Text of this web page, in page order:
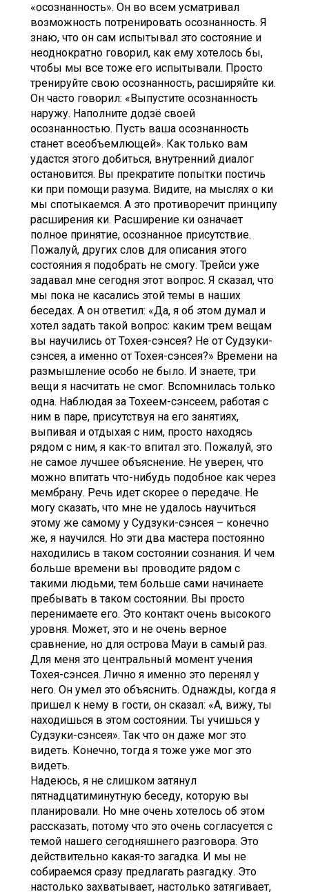
«осознанность». Он во всем усматривал
возможность потренировать осознанность. Я
знаю, что он сам испытывал это состояние и
неоднократно говорил, как ему хотелось бы,
чтобы мы все тоже его испытывали. Просто
тренируйте свою осознанность, расширяйте ки.
Он часто говорил: «Выпустите осознанность
наружу. Наполните додзё своей
осознанностью. Пусть ваша осознанность
станет всеобъемлющей». Как только вам
удастся этого добиться, внутренний диалог
остановится. Вы прекратите попытки постичь
ки при помощи разума. Видите, на мыслях о ки
мы спотыкаемся. А это противоречит принципу
расширения ки. Расширение ки означает
полное принятие, осознанное присутствие.
Пожалуй, других слов для описания этого
состояния я подобрать не смогу. Трейси уже
задавал мне сегодня этот вопрос. Я сказал, что
мы пока не касались этой темы в наших
беседах. А он ответил: «Да, я об этом думал и
хотел задать такой вопрос: каким трем вещам
вы научились от Тохея-сэнсея? Не от Судзуки-
сэнсея, а именно от Тохея-сэнсея?» Времени на
размышление особо не было. И знаете, три
вещи я насчитать не смог. Вспомнилась только
одна. Наблюдая за Тохеем-сэнсеем, работая с
ним в паре, присутствуя на его занятиях,
выпивая и отдыхая с ним, просто находясь
рядом с ним, я как-то впитал это. Пожалуй, это
не самое лучшее объяснение. Не уверен, что
можно впитать что-нибудь подобное как через
мембрану. Речь идет скорее о передаче. Не
могу сказать, что мне не удалось научиться
этому же самому у Судзуки-сэнсея – конечно
же, я научился. Но эти два мастера постоянно
находились в таком состоянии сознания. И чем
больше времени вы проводите рядом с
такими людьми, тем больше сами начинаете
пребывать в таком состоянии. Вы просто
перенимаете его. Это контакт очень высокого
уровня. Может, это и не очень верное
сравнение, но для острова Мауи в самый раз.
Для меня это центральный момент учения
Тохея-сэнсея. Лично я именно это перенял у
него. Он умел это объяснить. Однажды, когда я
пришел к нему в гости, он сказал: «А, вижу, ты
находишься в этом состоянии. Ты учишься у
Судзуки-сэнсея». Так что он даже мог это
видеть. Конечно, тогда я тоже уже мог это
видеть.
Надеюсь, я не слишком затянул
пятнадцатиминутную беседу, которую вы
планировали. Но мне очень хотелось об этом
рассказать, потому что это очень согласуется с
темой нашего сегодняшнего разговора. Это
действительно какая-то загадка. И мы не
собираемся сразу предлагать разгадку. Это
настолько захватывает, настолько затягивает,